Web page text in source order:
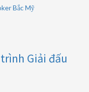
Bắc Mỹ
Giải đấu